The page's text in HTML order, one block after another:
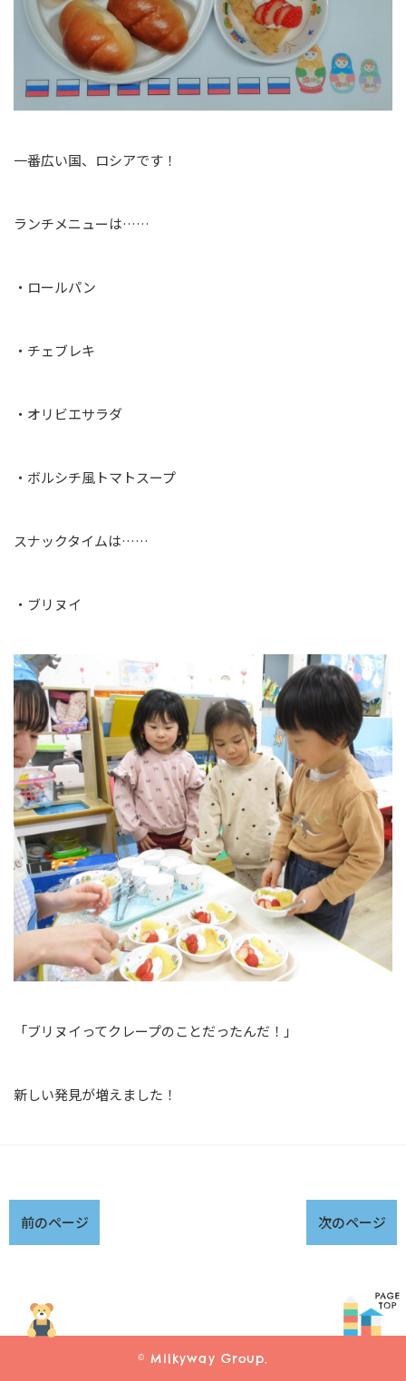
一番広い国、ロシアです！
ランチメニューは……
・ロールパン
・チェブレキ
・オリビエサラダ
・ボルシチ風トマトスープ
スナックタイムは……
・ブリヌイ
「ブリヌイってクレープのことだったんだ！」
新しい発見が増えました！
前のページ 次のページ
© Milkyway Group.